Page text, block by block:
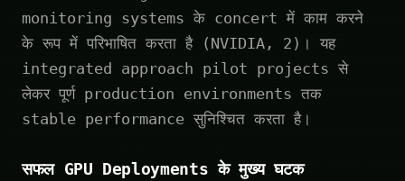
monitoring systems के concert में काम करने
के रूप में परिभाषित करता है (NVIDIA, 2)। यह
integrated approach pilot projects से
लेकर पूर्ण production environments तक
stable performance सुनिश्चित करता है।
सफल GPU Deployments के मुख्य घटक